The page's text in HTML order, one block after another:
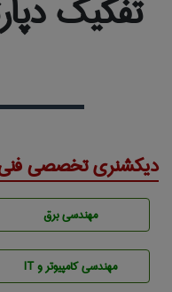
تفکیک
دیکشنری تخصصی
مهندسی برق
مهندسی كامپيوتر و IT